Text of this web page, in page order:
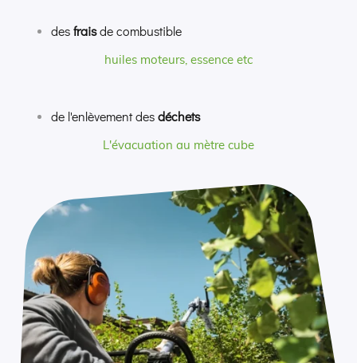
desfraisde combustible
huiles moteurs, essence etc
de l'enlèvement desdéchets
L'évacuation au mètre cube